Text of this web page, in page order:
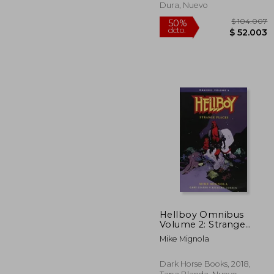
Dura, Nuevo
50%
dcto.
$
$
Hellboy Omnibus
Volume 2: Strange
Places (Hellboy
Omnibus: Strange
Mike Mignola
Dark Horse Books, 2018,